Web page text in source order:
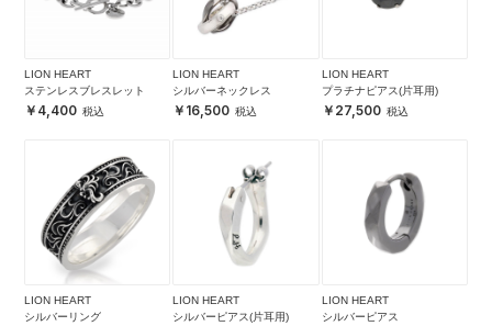
LION HEART
ステンレスブレスレット
4,400
LION HEART
シルバーネックレス
16,500
LION HEART
プラチナピアス(片耳用)
27,500
LION HEART
シルバーリング
LION HEART
シルバーピアス(片耳用)
LION HEART
シルバーピアス